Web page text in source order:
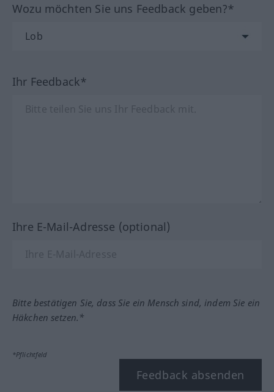
Wozu möchten Sie uns Feedback geben?*
Ihr Feedback*
Ihre E-Mail-Adresse (optional)
Bitte bestätigen Sie, dass Sie ein Mensch sind, indem Sie ein
Häkchen setzen.*
*Pflichtfeld
Feedback absenden